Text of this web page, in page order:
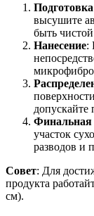
высушите
быть
Нанесение:
Финальная
участок
разводов и
Совет: Для
продукта
см).